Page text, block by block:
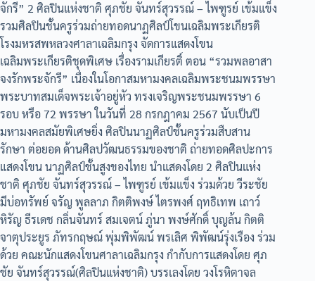
จักรี” 2 ศิลปินแห่งชาติ ศุภชัย จันทร์สุวรรณ์ – ไพฑูรย์ เข้มแข็ง
รวมศิลปินชั้นครูร่วมถ่ายทอดนาฏศิลป์โขนเฉลิมพระเกียรติ
โรงมหรสพหลวงศาลาเฉลิมกรุง จัดการแสดงโขน
เฉลิมพระเกียรติชุดพิเศษ เรื่องรามเกียรติ์ ตอน “รวมพลอาสา
จงรักพระจักรี” เนื่องในโอกาสมหามงคลเฉลิมพระชนมพรรษา
พระบาทสมเด็จพระเจ้าอยู่หัว ทรงเจริญพระชนมพรรษา 6
รอบ หรือ 72 พรรษา ในวันที่ 28 กรกฎาคม 2567 นับเป็นปี
มหามงคลสมัยพิเศษยิ่ง ศิลปินนาฏศิลป์ชั้นครูร่วมสืบสาน
รักษา ต่อยอด ด้านศิลปวัฒนธรรมของชาติ ถ่ายทอดศิลปะการ
แสดงโขน นาฏศิลป์ชั้นสูงของไทย นำแสดงโดย 2 ศิลปินแห่ง
ชาติ ศุภชัย จันทร์สุวรรณ์ – ไพฑูรย์ เข้มแข็ง ร่วมด้วย วีระชัย
มีบ่อทรัพย์ จรัญ พูลลาภ กิตติพงษ์ ไตรพงศ์ ฤทธิเทพ เถาว์
หิรัญ ธีรเดช กลิ่นจันทร์ สมเจตน์ ภู่นา พงษ์ศักดิ์ บุญล้น กิตติ
จาตุประยูร ภัทรกฤษณ์ พุ่มพิพัฒน์ พรเลิศ พิพัฒน์รุ่งเรือง ร่วม
ด้วย คณะนักแสดงโขนศาลาเฉลิมกรุง กำกับการแสดงโดย ศุภ
ชัย จันทร์สุวรรณ์(ศิลปินแห่งชาติ) บรรเลงโดย วงโรหิตาจล